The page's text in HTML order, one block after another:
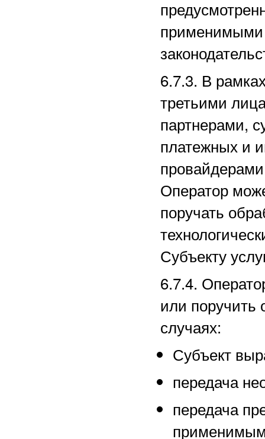
6.7.3. В
третьими
партнерами,
платежных и
Оператор
поручать
Субъекту
6.7.4.
или поручить
случаях:
Субъект
передача
передача
применимым